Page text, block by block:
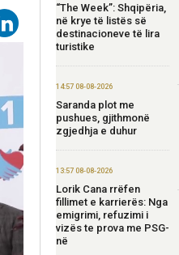
“The Week”: Shqipëria,
në krye të listës së
destinacioneve të lira
turistike
14:57 08-08-2026
Saranda plot me
pushues, gjithmonë
zgjedhja e duhur
13:57 08-08-2026
Lorik Cana rrëfen
fillimet e karrierës: Nga
emigrimi, refuzimi i
vizës te prova me PSG-
në